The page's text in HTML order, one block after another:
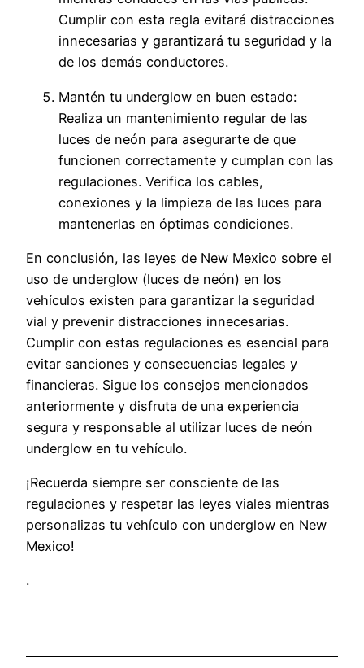
Cumplir con esta regla evitará distracciones
innecesarias y garantizará tu seguridad y la
de los demás conductores.
Mantén tu underglow en buen estado:
Realiza un mantenimiento regular de las
luces de neón para asegurarte de que
funcionen correctamente y cumplan con las
regulaciones. Verifica los cables,
conexiones y la limpieza de las luces para
mantenerlas en óptimas condiciones.
En conclusión, las leyes de New Mexico sobre el
uso de underglow (luces de neón) en los
vehículos existen para garantizar la seguridad
vial y prevenir distracciones innecesarias.
Cumplir con estas regulaciones es esencial para
evitar sanciones y consecuencias legales y
financieras. Sigue los consejos mencionados
anteriormente y disfruta de una experiencia
segura y responsable al utilizar luces de neón
underglow en tu vehículo.
¡Recuerda siempre ser consciente de las
regulaciones y respetar las leyes viales mientras
personalizas tu vehículo con underglow en New
Mexico!
.